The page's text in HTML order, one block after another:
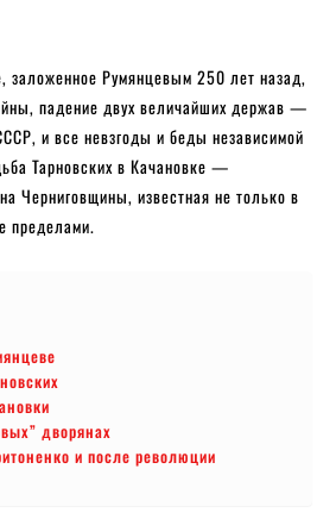
заложенное Румянцевым 250 лет назад,
падение двух величайших держав —
и все невзгоды и беды независимой
Тарновских в Качановке —
Черниговщины, известная не только в
пределами.
дворянах
и после революции